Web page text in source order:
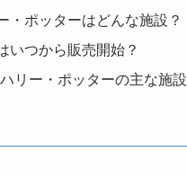
・ポッターはどんな施設？
いつから販売開始？
リー・ポッターの主な施設